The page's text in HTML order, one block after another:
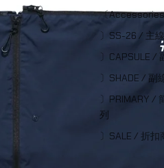
〔
〕SS-26 / 主
〕CAPSULE /
〕SHADE / 副
〕PRIMARY /
列
〕SALE / 折扣